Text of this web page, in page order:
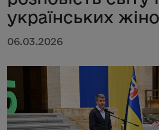
українських
06.03.2026